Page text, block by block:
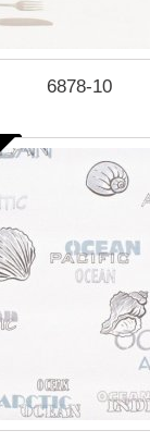
6878-10